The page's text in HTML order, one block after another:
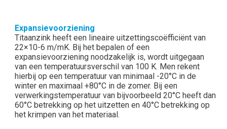
Expansievoorziening
Titaanzink heeft een lineaire uitzettingscoëfficiënt van
22×10-6 m/mK. Bij het bepalen of een
expansievoorziening noodzakelijk is, wordt uitgegaan
van een temperatuursverschil van 100 K. Men rekent
hierbij op een temperatuur van minimaal -20°C in de
winter en maximaal +80°C in de zomer. Bij een
verwerkingstemperatuur van bijvoorbeeld 20°C heeft dan
60°C betrekking op het uitzetten en 40°C betrekking op
het krimpen van het materiaal.